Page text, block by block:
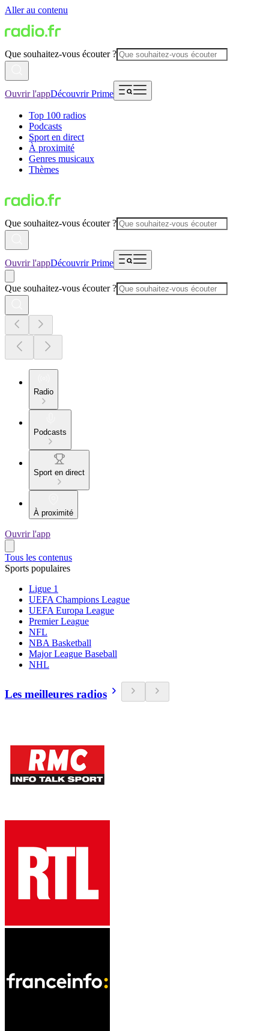
Aller au contenu
Que souhaitez-vous écouter ?
Ouvrir l'appDécouvrir Prime
Top 100 radios
Podcasts
Sport en direct
À proximité
Genres musicaux
Thèmes
Que souhaitez-vous écouter ?
Ouvrir l'appDécouvrir Prime
Que souhaitez-vous écouter ?
Radio
Podcasts
Sport en direct
À proximité
Ouvrir l'app
Tous les contenus
Sports populaires
Ligue 1
UEFA Champions League
UEFA Europa League
Premier League
NFL
NBA Basketball
Major League Baseball
NHL
Les meilleures radios